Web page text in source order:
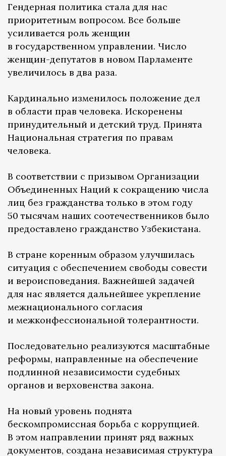
Гендерная политика стала для нас
приоритетным вопросом. Все больше
усиливается роль женщин
в государственном управлении. Число
женщин-депутатов в новом Парламенте
увеличилось в два раза.
Кардинально изменилось положение дел
в области прав человека. Искоренены
принудительный и детский труд. Принята
Национальная стратегия по правам
человека.
В соответствии с призывом Организации
Объединенных Наций к сокращению числа
лиц без гражданства только в этом году
50 тысячам наших соотечественников было
предоставлено гражданство Узбекистана.
В стране коренным образом улучшилась
ситуация с обеспечением свободы совести
и вероисповедания. Важнейшей задачей
для нас является дальнейшее укрепление
межнационального согласия
и межконфессиональной толерантности.
Последовательно реализуются масштабные
реформы, направленные на обеспечение
подлинной независимости судебных
органов и верховенства закона.
На новый уровень поднята
бескомпромиссная борьба с коррупцией.
В этом направлении принят ряд важных
документов, создана независимая структура